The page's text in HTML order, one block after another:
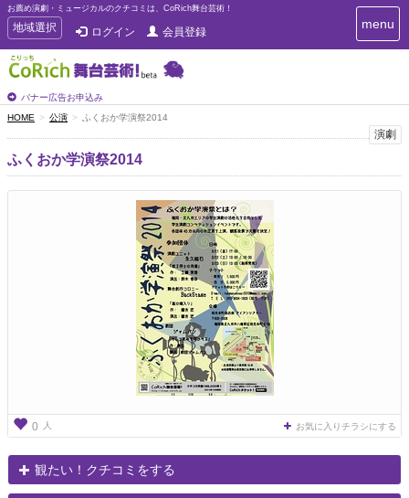
お薦め演劇・ミュージカルのクチコミは、CoRich舞台芸術！
T
o
g
g
e
n
a
v
i
地域選択 ログイン 会員登録
バナー広告お申込み
T
o
i
menu
HOME 公演 ふくおか学演祭2014
演劇
ふくおか学演祭2014
0 人 お気に入りチラシにする
観たい！クチコミをする